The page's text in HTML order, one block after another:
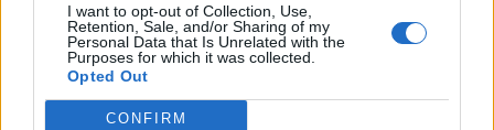
I want to opt-out of Collection, Use,
Retention, Sale, and/or Sharing of my
Personal Data that Is Unrelated with the
Purposes for which it was collected.
Opted Out
CONFIRM